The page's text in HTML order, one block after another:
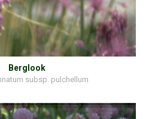
Berglook
subsp. pulchellum